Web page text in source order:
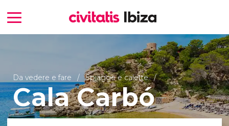
Da vedere e fare Spiagge e calette
Cala Carbó